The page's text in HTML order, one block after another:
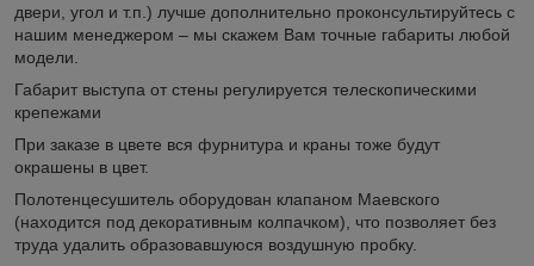
двери, угол и т.п.) лучше дополнительно проконсультируйтесь с
нашим менеджером – мы скажем Вам точные габариты любой
модели.
Габарит выступа от стены регулируется телескопическими
крепежами
При заказе в цвете вся фурнитура и краны тоже будут
окрашены в цвет.
Полотенцесушитель оборудован клапаном Маевского
(находится под декоративным колпачком), что позволяет без
труда удалить образовавшуюся воздушную пробку.